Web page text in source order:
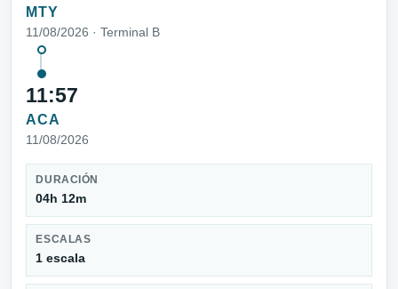
MTY
11/08/2026 · Terminal B
11:57
ACA
11/08/2026
DURACIÓN
04h 12m
ESCALAS
1 escala